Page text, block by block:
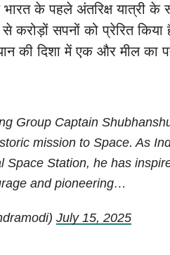
भारत के पहले अंतरिक्ष यात्री
करोड़ों सपनों को प्रेरित
की दिशा में एक और मील का
Group Captain
mission to Space. As
Space Station, he has
and pioneering…
July 15, 2025